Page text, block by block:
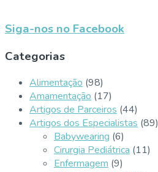
Siga-nos no Facebook
Categorias
Alimentação (98)
Amamentação (17)
Artigos de Parceiros (44)
Artigos dos Especialistas (89)
Babywearing (6)
Cirurgia Pediátrica (11)
Enfermagem (9)